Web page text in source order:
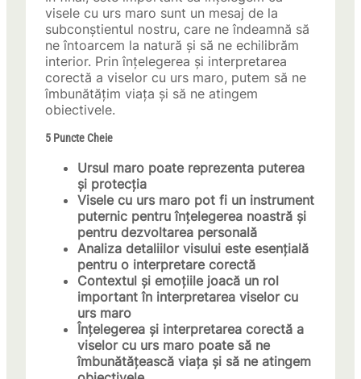
visele cu urs maro sunt un mesaj de la
subconștientul nostru, care ne îndeamnă să
ne întoarcem la natură și să ne echilibrăm
interior. Prin înțelegerea și interpretarea
corectă a viselor cu urs maro, putem să ne
îmbunătățim viața și să ne atingem
obiectivele.
5 Puncte Cheie
Ursul maro poate reprezenta puterea
și protecția
Visele cu urs maro pot fi un instrument
puternic pentru înțelegerea noastră și
pentru dezvoltarea personală
Analiza detaliilor visului este esențială
pentru o interpretare corectă
Contextul și emoțiile joacă un rol
important în interpretarea viselor cu
urs maro
Înțelegerea și interpretarea corectă a
viselor cu urs maro poate să ne
îmbunătățească viața și să ne atingem